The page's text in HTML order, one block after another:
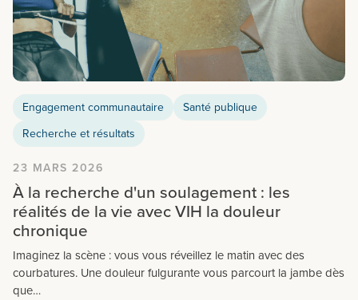
Engagement communautaire
Santé publique
Recherche et résultats
23 MARS 2026
À la recherche d'un soulagement : les
réalités de la vie avec VIH la douleur
chronique
Imaginez la scène : vous vous réveillez le matin avec des
courbatures. Une douleur fulgurante vous parcourt la jambe dès
que…